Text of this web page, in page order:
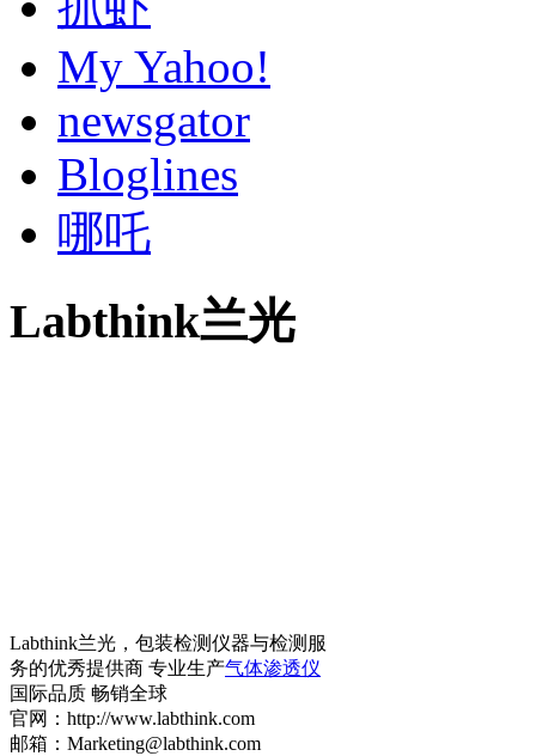
My Yahoo!
newsgator
Bloglines
哪吒
Labthink兰光
Labthink兰光，包装检测仪器与检测服
务的优秀提供商 专业生产气体渗透仪
国际品质 畅销全球
官网：http://www.labthink.com
邮箱：Marketing@labthink.com